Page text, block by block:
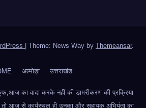
Theme: News Way by Themeansar.
अल्मोड़ा उत्तराखंड
का वादा करके नहीं की डामरीकरण की प्रक्रिया
तो आज से कार्यस्थल ही उनका और सहायक अभियंता का